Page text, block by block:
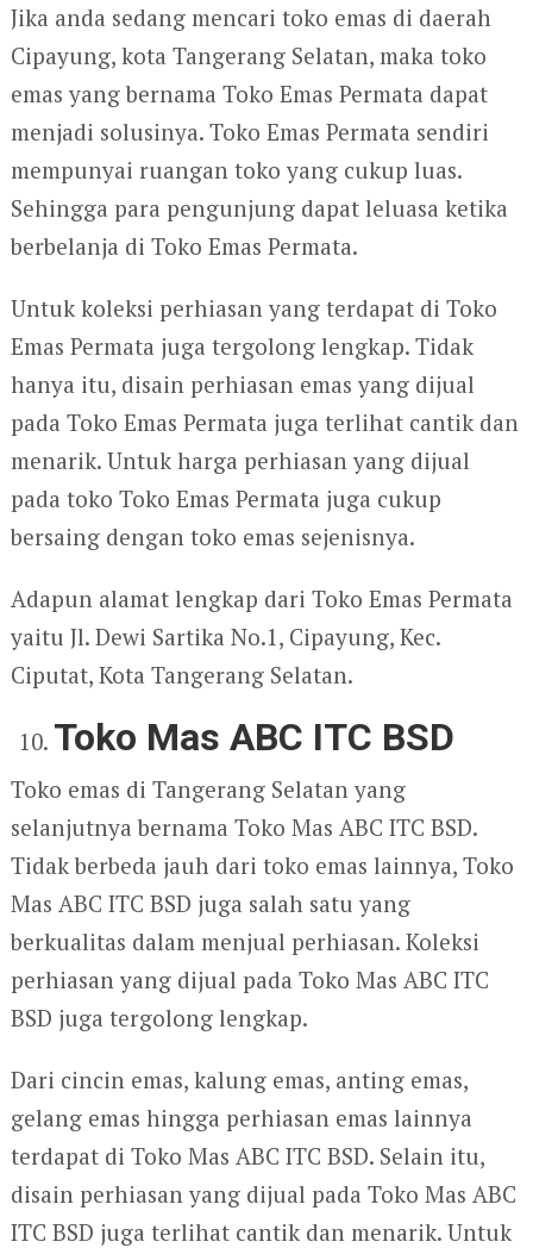
Jika anda sedang mencari toko emas di daerah
Cipayung, kota Tangerang Selatan, maka toko
emas yang bernama Toko Emas Permata dapat
menjadi solusinya. Toko Emas Permata sendiri
mempunyai ruangan toko yang cukup luas.
Sehingga para pengunjung dapat leluasa ketika
berbelanja di Toko Emas Permata.
Untuk koleksi perhiasan yang terdapat di Toko
Emas Permata juga tergolong lengkap. Tidak
hanya itu, disain perhiasan emas yang dijual
pada Toko Emas Permata juga terlihat cantik dan
menarik. Untuk harga perhiasan yang dijual
pada toko Toko Emas Permata juga cukup
bersaing dengan toko emas sejenisnya.
Adapun alamat lengkap dari Toko Emas Permata
yaitu Jl. Dewi Sartika No.1, Cipayung, Kec.
Ciputat, Kota Tangerang Selatan.
Toko Mas ABC ITC BSD
Toko emas di Tangerang Selatan yang
selanjutnya bernama Toko Mas ABC ITC BSD.
Tidak berbeda jauh dari toko emas lainnya, Toko
Mas ABC ITC BSD juga salah satu yang
berkualitas dalam menjual perhiasan. Koleksi
perhiasan yang dijual pada Toko Mas ABC ITC
BSD juga tergolong lengkap.
Dari cincin emas, kalung emas, anting emas,
gelang emas hingga perhiasan emas lainnya
terdapat di Toko Mas ABC ITC BSD. Selain itu,
disain perhiasan yang dijual pada Toko Mas ABC
ITC BSD juga terlihat cantik dan menarik. Untuk